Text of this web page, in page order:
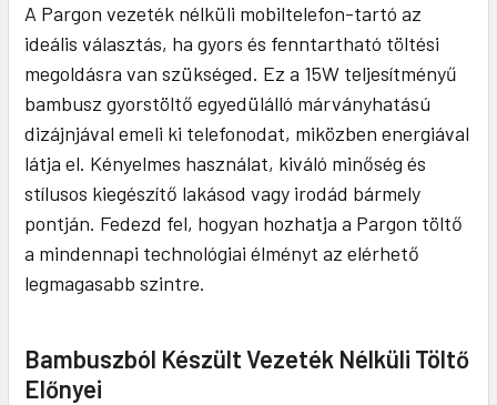
A Pargon vezeték nélküli mobiltelefon-tartó az
ideális választás, ha gyors és fenntartható töltési
megoldásra van szükséged. Ez a 15W teljesítményű
bambusz gyorstöltő egyedülálló márványhatású
dizájnjával emeli ki telefonodat, miközben energiával
látja el. Kényelmes használat, kiváló minőség és
stílusos kiegészítő lakásod vagy irodád bármely
pontján. Fedezd fel, hogyan hozhatja a Pargon töltő
a mindennapi technológiai élményt az elérhető
legmagasabb szintre.
Bambuszból Készült Vezeték Nélküli Töltő
Előnyei